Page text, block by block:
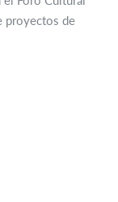
proyectos de